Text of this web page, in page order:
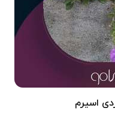
اسیرم